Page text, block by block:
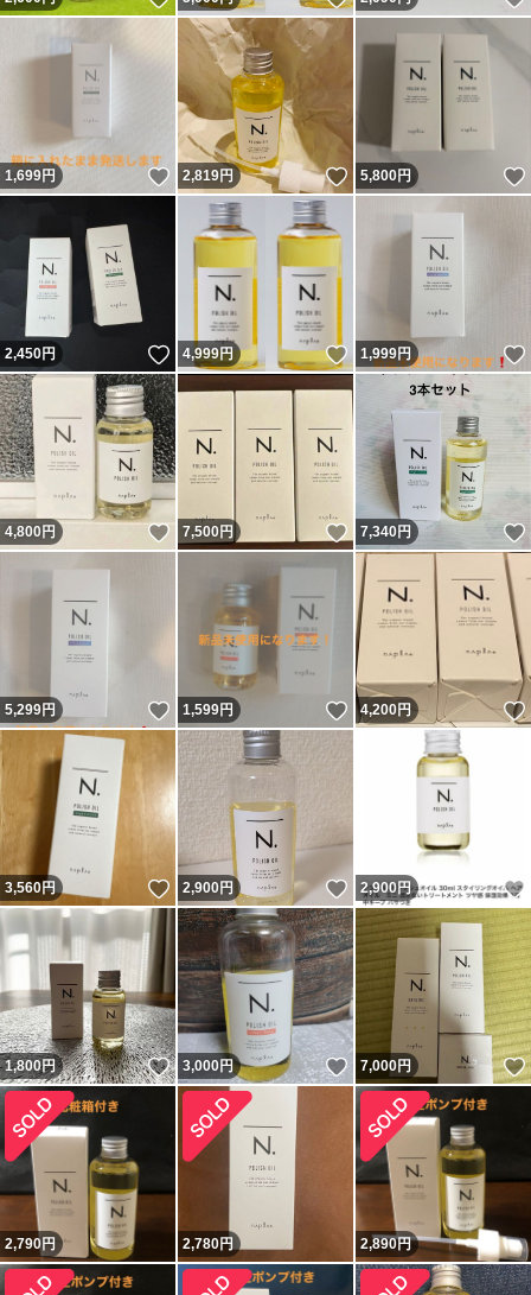
1,699円 いいね！
2,819円 いいね！
5,800円
2,450円 いいね！
4,999円 いいね！
1,999円
4,800円 いいね！
7,500円 いいね！
7,340円
5,299円 いいね！
1,599円 いいね！
4,200円
3,560円 いいね！
2,900円 いいね！
2,900円
1,800円 いいね！
3,000円 いいね！
7,000円
2,790円 2,780円 2,890円